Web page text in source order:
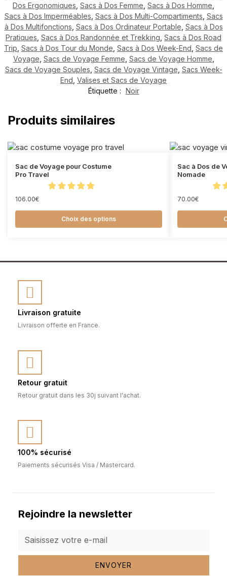
Dos Ergonomiques, Sacs à Dos Femme, Sacs à Dos Homme,
Sacs à Dos Imperméables, Sacs à Dos Multi-Compartiments, Sacs
à Dos Multifonctions, Sacs à Dos Ordinateur Portable, Sacs à Dos
Pratiques, Sacs à Dos Randonnée et Trekking, Sacs à Dos Road
Trip, Sacs à Dos Tour du Monde, Sacs à Dos Week-End, Sacs de
Voyage, Sacs de Voyage Femme, Sacs de Voyage Homme,
Sacs de Voyage Souples, Sacs de Voyage Vintage, Sacs Week-
End, Valises et Sacs de Voyage
Étiquette : Noir
Produits similaires
Sac de Voyage pour Costume
Pro Travel
106.00€
Choix des options
Sac à Dos de
Nomade
70.00€
Livraison gratuite
Livraison offerte en France.
Retour gratuit
Retour gratuit dans les 30j suivant l'achat.
100% sécurisé
Paiements sécurisés Visa / Mastercard.
Rejoindre la newsletter
ENVOYER